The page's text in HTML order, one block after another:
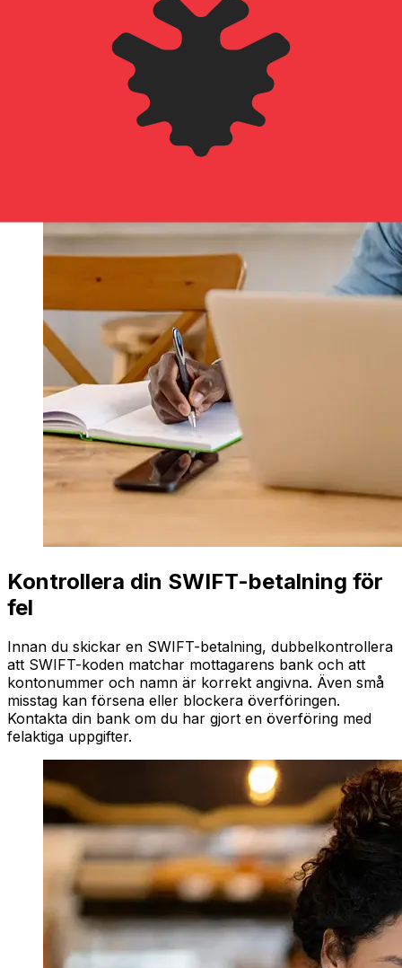
Kontrollera din SWIFT-betalning för
fel
Innan du skickar en SWIFT-betalning, dubbelkontrollera
att SWIFT-koden matchar mottagarens bank och att
kontonummer och namn är korrekt angivna. Även små
misstag kan försena eller blockera överföringen.
Kontakta din bank om du har gjort en överföring med
felaktiga uppgifter.